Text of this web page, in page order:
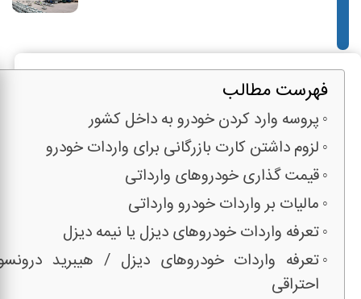
فهرست مطالب
پروسه وارد کردن خودرو به داخل کشور
لزوم داشتن کارت بازرگانی برای واردات خودرو
قیمت گذاری خودروهای وارداتی
مالیات بر واردات خودرو وارداتی
تعرفه واردات خودروهای دیزل یا نیمه دیزل
تعرفه واردات خودروهای دیزل / هیبرید
احتراقی